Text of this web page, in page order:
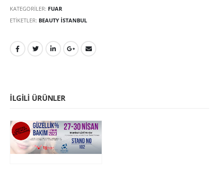
KATEGORILER: FUAR
ETIKETLER: BEAUTY İSTANBUL
İLGILI ÜRÜNLER